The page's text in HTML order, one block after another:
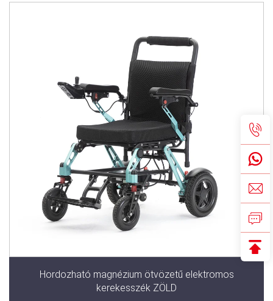
Hordozható magnézium ötvözetű elektromos
kerekesszék ZÖLD